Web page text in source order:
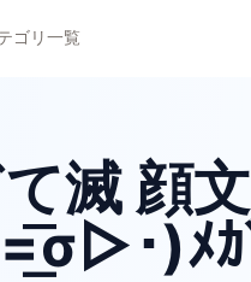
ゴリ一覧
滅 顔
･)ﾒｶ